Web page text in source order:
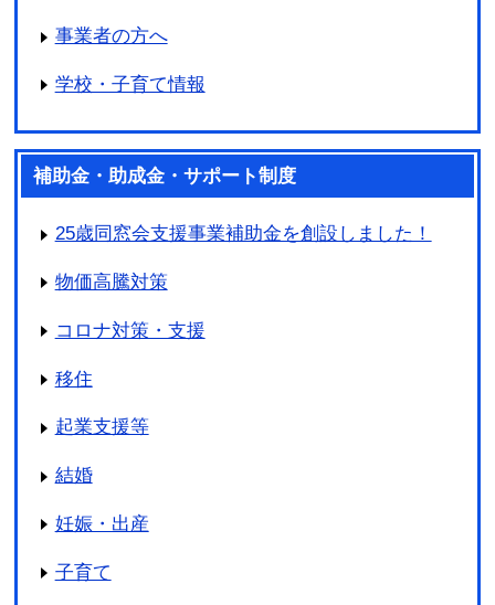
事業者の方へ
学校・子育て情報
補助金・助成金・サポート制度
25歳同窓会支援事業補助金を創設しました！
物価高騰対策
コロナ対策・支援
移住
起業支援等
結婚
妊娠・出産
子育て